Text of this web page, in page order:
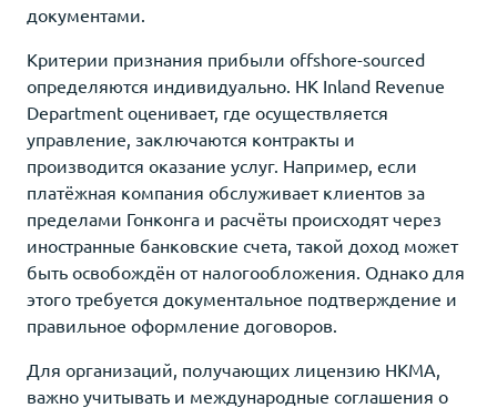
документами.
Критерии признания прибыли offshore-sourced
определяются индивидуально. HK Inland Revenue
Department оценивает, где осуществляется
управление, заключаются контракты и
производится оказание услуг. Например, если
платёжная компания обслуживает клиентов за
пределами Гонконга и расчёты происходят через
иностранные банковские счета, такой доход может
быть освобождён от налогообложения. Однако для
этого требуется документальное подтверждение и
правильное оформление договоров.
Для организаций, получающих лицензию HKMA,
важно учитывать и международные соглашения о